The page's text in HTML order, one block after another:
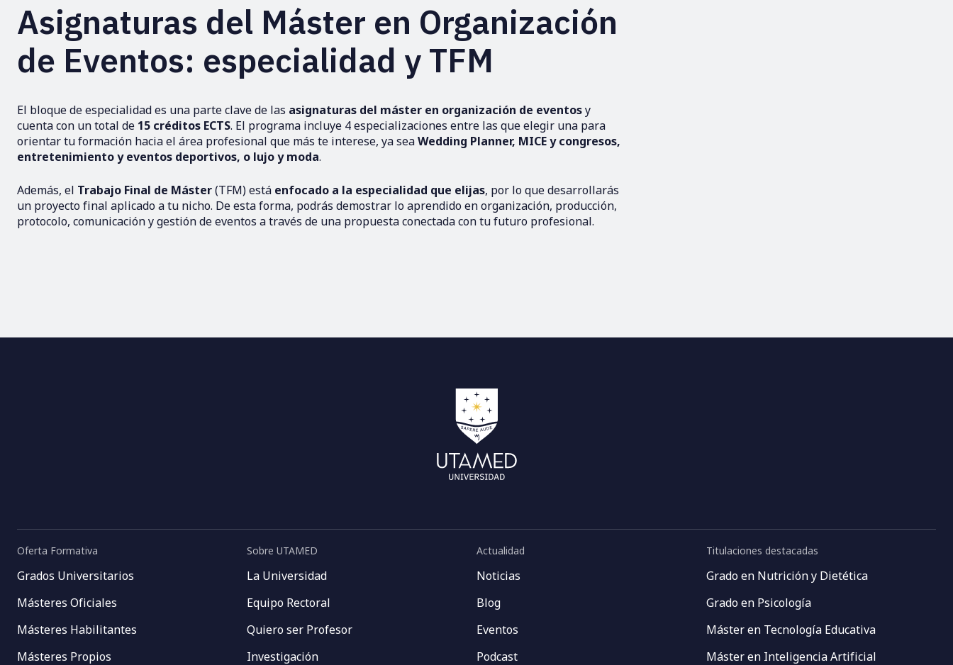
Asignaturas del Máster en Organización
de Eventos: especialidad y TFM
El bloque de especialidad es una parte clave de las asignaturas del máster en organización de eventosy
cuenta con un total de 15 créditos ECTS. El programa incluye 4 especializaciones entre las que elegir una para
orientar tu formación hacia el área profesional que más te interese, ya seaWedding Planner, MICE y congresos,
entretenimiento y eventos deportivos, o lujo y moda.
Además, el Trabajo Final de Máster(TFM) está enfocado a la especialidad que elijas, por lo que desarrollarás
un proyecto final aplicado a tu nicho. De esta forma, podrás demostrar lo aprendido en organización, producción,
protocolo, comunicación y gestión de eventos a través de una propuesta conectada con tu futuro profesional.
Oferta Formativa
Grados Universitarios
Másteres Oficiales
Másteres Habilitantes
Másteres Propios
Sobre UTAMED
La Universidad
Equipo Rectoral
Quiero ser Profesor
Investigación
Actualidad
Noticias
Blog
Eventos
Podcast
Titulaciones destacadas
Grado en Nutrición y Dietética
Grado en Psicología
Máster en Tecnología Educativa
Máster en Inteligencia Artificial